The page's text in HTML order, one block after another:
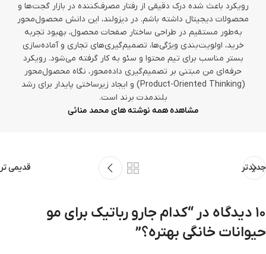
رویکرد باعث شده درک دقیقی از رفتار مصرف‌کننده در بازار گجت‌ها و
محصولات دیجیتال داشته باشم. در دیزولند، این دانش محصول‌محور
به‌طور مستقیم در طراحی ساختار صفحات محصول، بهبود تجربه
خرید، اولویت‌بندی ویژگی‌ها، تصمیم‌گیری‌های تجاری و آماده‌سازی
بستر مناسب برای تیم محتوا و سئو به کار گرفته می‌شود. رویکرد
حرفه‌ای من مبتنی بر تصمیم‌گیری داده‌محور، نگاه محصول‌محور
(Product-Oriented Thinking) و ایجاد زیرساختی پایدار برای رشد
بلندمدت برند است.
مشاهده همه نوشته های محمد منائی
جدیدتر قدیمی تر
10 دیدگاه در “
کدام جارو رباتیک برای مو
حیوانات خانگی بهتره؟”